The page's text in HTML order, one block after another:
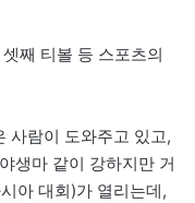
째 티볼 등 스포츠의
사람이 도와주고 있고,
생마 같이 강하지만 거
아 대회)가 열리는데,